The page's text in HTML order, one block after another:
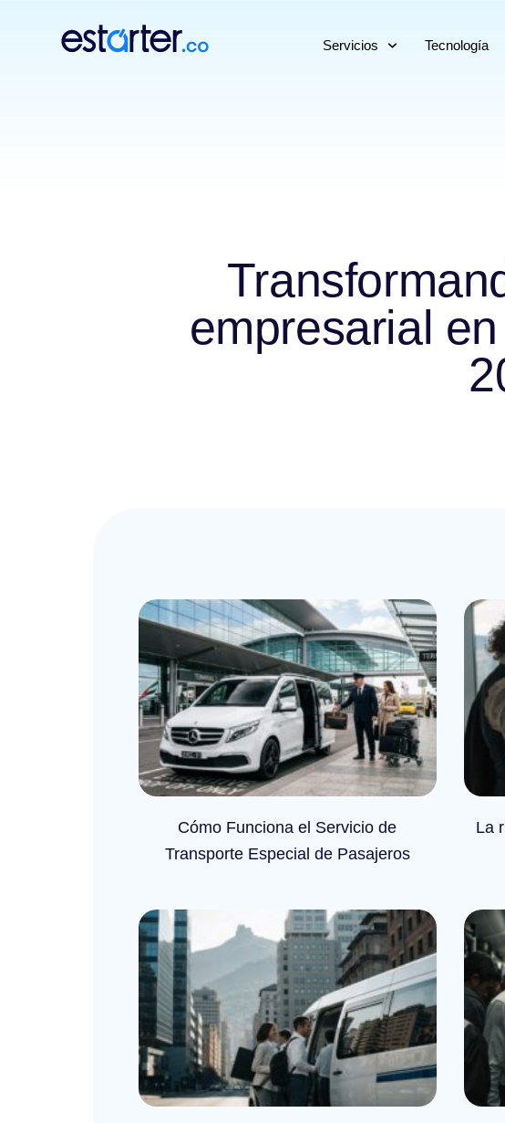
Servicios Tecnología
empresarial
Cómo Funciona el Servicio de
Transporte Especial de Pasajeros
La